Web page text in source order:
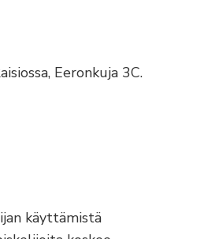
Eeronkuja 3C.
käyttämistä